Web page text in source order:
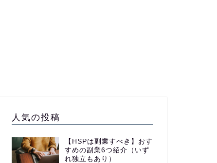
人気の投稿
【HSPは副業すべき】おす
すめの副業6つ紹介（いず
れ独立もあり）